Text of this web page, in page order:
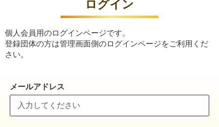
ログイン
個人会員用のログインページです。
登録団体の方は管理画面側のログインページをご利用くだ
さい。
メールアドレス